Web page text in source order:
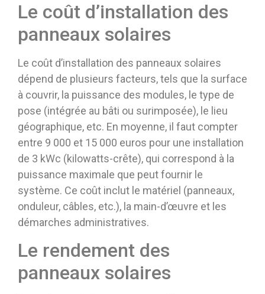
Le coût d’installation des
panneaux solaires
Le coût d’installation des panneaux solaires
dépend de plusieurs facteurs, tels que la surface
à couvrir, la puissance des modules, le type de
pose (intégrée au bâti ou surimposée), le lieu
géographique, etc. En moyenne, il faut compter
entre 9 000 et 15 000 euros pour une installation
de 3 kWc (kilowatts-crête), qui correspond à la
puissance maximale que peut fournir le
système. Ce coût inclut le matériel (panneaux,
onduleur, câbles, etc.), la main-d’œuvre et les
démarches administratives.
Le rendement des
panneaux solaires